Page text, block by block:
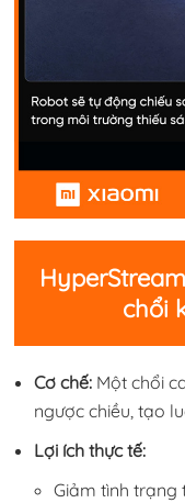
chổi
Cơ chế: Một chổi
ngược chiều, tạo
Lợi ích thực tế:
Giảm tình trạng